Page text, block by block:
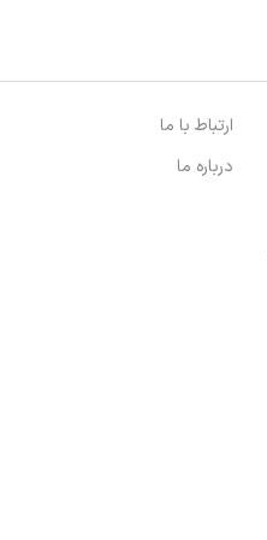
ارتباط با ما
درباره ما